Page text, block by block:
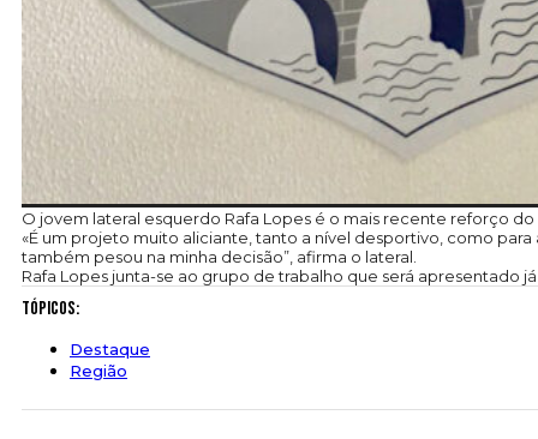
O jovem lateral esquerdo Rafa Lopes é o mais recente reforço
«É um projeto muito aliciante, tanto a nível desportivo, como
também pesou na minha decisão”, afirma o lateral.
Rafa Lopes junta-se ao grupo de trabalho que será apresentado
Tópicos:
Destaque
Região